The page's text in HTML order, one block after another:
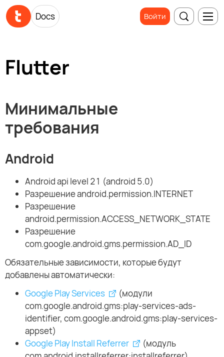
Docs Войти
Flutter
Минимальные
требования
Android
Android api level 21 (android 5.0)
Разрешение android.permission.INTERNET
Разрешение
android.permission.ACCESS_NETWORK_STATE
Разрешение
com.google.android.gms.permission.AD_ID
Обязательные зависимости, которые будут
добавлены автоматически:
Google Play Services
(модули
com.google.android.gms:play-services-ads-
identifier, com.google.android.gms:play-services-
appset)
Google Play Install Referrer
(модуль